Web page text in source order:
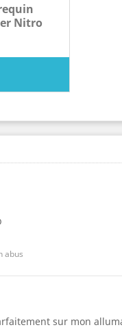
Nitro
abus
sur mon